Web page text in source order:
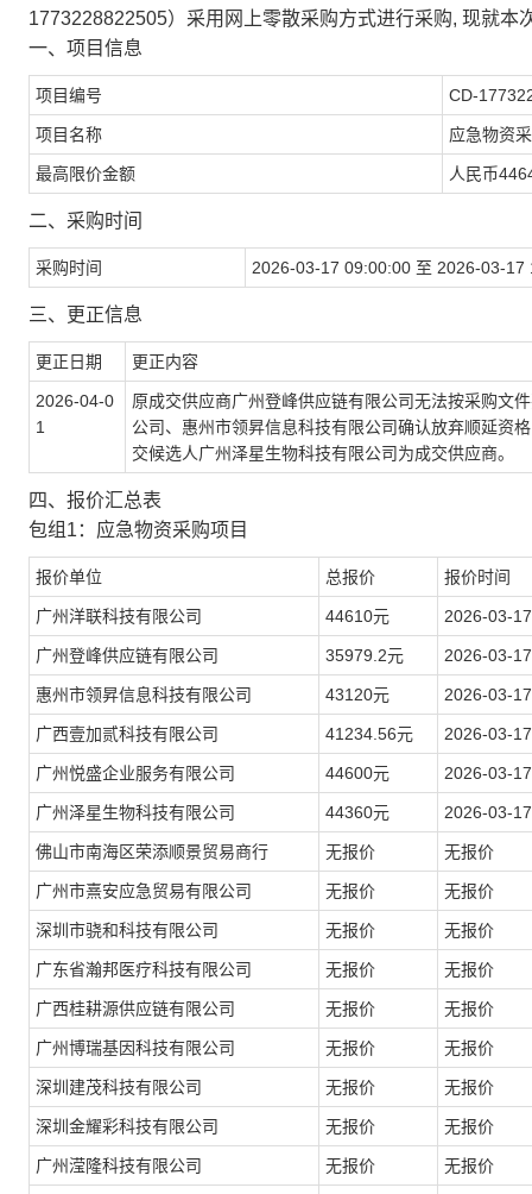
1773228822505）采用网上零散采购方式进行采购, 现就本
一、项目信息
项目编号 CD-
项目名称 应急物资
最高限价金额 人民币
二、采购时间
采购时间 2026-03-17 09:00:00 至 2026-03-17
三、更正信息
更正日期 更正内容
2026-04-0
1
原成交供应商广州登峰供应链有限公司无法按采购文
公司、惠州市领昇信息科技有限公司确认放弃顺延资
交候选人广州泽星生物科技有限公司为成交供应商。
四、报价汇总表
包组1：应急物资采购项目
报价单位 总报价 报价时间
广州洋联科技有限公司 44610元 2026-03-
广州登峰供应链有限公司 35979.2元 2026-03-
惠州市领昇信息科技有限公司 43120元 2026-03-
广西壹加贰科技有限公司 41234.56元 2026-03-
广州悦盛企业服务有限公司 44600元 2026-03-
广州泽星生物科技有限公司 44360元 2026-03-
佛山市南海区荣添顺景贸易商行 无报价 无报价
广州市熹安应急贸易有限公司 无报价 无报价
深圳市骁和科技有限公司 无报价 无报价
广东省瀚邦医疗科技有限公司 无报价 无报价
广西桂耕源供应链有限公司 无报价 无报价
广州博瑞基因科技有限公司 无报价 无报价
深圳建茂科技有限公司 无报价 无报价
深圳金耀彩科技有限公司 无报价 无报价
广州滢隆科技有限公司 无报价 无报价